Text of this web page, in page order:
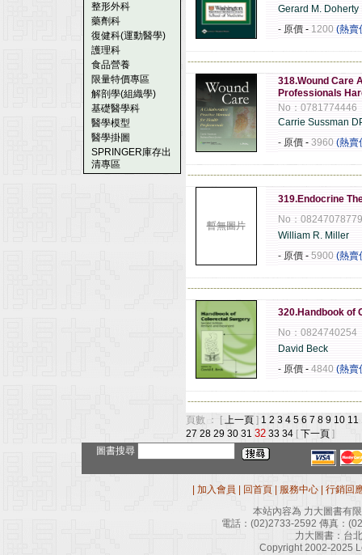
整形外科
藥劑科
復健科(運動醫學)
護理科
食品營養
限量特價專區
解剖學(組織學)
基礎醫學科
醫學模型
醫學掛圖
SPRINGER庫存出
清專區
Gerard M. Doherty
- 原價 - 1200 (熱賣
318.Wound Care
Professionals
No：0781774446
Carrie Sussman
- 原價 - 3960 (熱賣
暫無圖片
319.Endocrine
No：08247078779
William R. Miller
- 原價 - 5900 (熱賣
320.Handbook of
No：0824740254
David Beck
- 原價 - 4840 (熱賣
頁數 ： [ 上一頁 ] 1 2 3 4 5 6 7 8 9 10 11
27 28 29 30 31 32 33 34 [ 下一頁 ]
圖書搜尋
加入會員 回首頁 服務中心
行銷回
本站內容為 力大圖書有
電話： (02)2733-2592 傳真：
力大圖書：台
Copyright 2002-2025